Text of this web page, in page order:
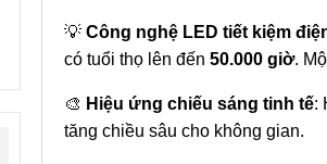
💡 Công nghệ LED tiết kiệm
có tuổi thọ lên đến 50.000 giờ.
🎨 Hiệu ứng chiếu sáng tinh tế:
tăng chiều sâu cho không gian.